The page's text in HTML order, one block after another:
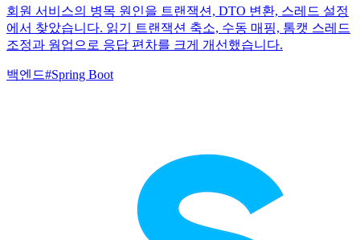
회원 서비스의 병목 원인을 트랜잭션, DTO 변환, 스레드 설정
에서 찾았습니다. 읽기 트랜잭션 축소, 수동 매핑, 톰캣 스레드
조정과 웜업으로 응답 편차를 크게 개선했습니다.
백엔드#Spring Boot